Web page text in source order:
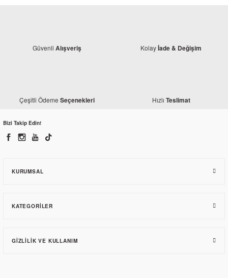
Güvenli Alışveriş Kolayİade & Değişim
Çeşitli Ödeme Seçenekleri Hızlı Teslimat
Bizi Takip Edin!
KURUMSAL
KATEGORILER
GIZLILIK VE KULLANIM